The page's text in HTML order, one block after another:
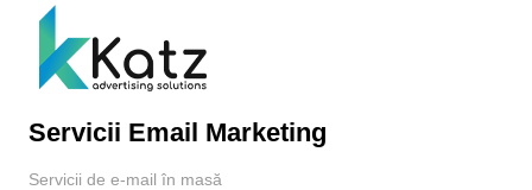
Servicii Email Marketing
Servicii de e-mail în masă